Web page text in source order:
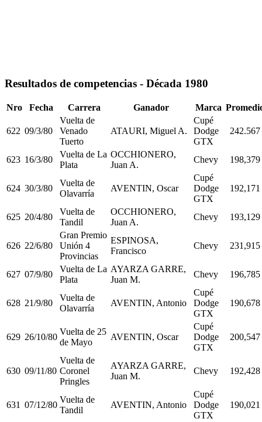
Resultados de competencias - Década 1980
Nro Fecha Carrera Ganador Marca
622 09/3/80
Vuelta de
Venado
Tuerto
ATAURI, Miguel A.
Cupé
Dodge
GTX
242.567
623 16/3/80
Vuelta de La
Plata
OCCHIONERO,
Juan A.
Chevy 198,379
624 30/3/80
Vuelta de
Olavarría
AVENTIN, Oscar
Cupé
Dodge
GTX
192,171
625 20/4/80
Vuelta de
Tandil
OCCHIONERO,
Juan A.
Chevy 193,129
626 22/6/80
Gran Premio
Unión 4
Provincias
ESPINOSA,
Francisco
Chevy 231,915
627 07/9/80
Vuelta de La
Plata
AYARZA GARRE,
Juan M.
Chevy 196,785
628 21/9/80
Vuelta de
Olavarría
AVENTIN, Antonio
Cupé
Dodge
GTX
190,678
629 26/10/80
Vuelta de 25
de Mayo
AVENTIN, Oscar
Cupé
Dodge
GTX
200,547
630 09/11/80
Vuelta de
Coronel
Pringles
AYARZA GARRE,
Juan M.
Chevy 192,428
631 07/12/80
Vuelta de
Tandil
AVENTIN, Antonio
Cupé
Dodge
GTX
190,021